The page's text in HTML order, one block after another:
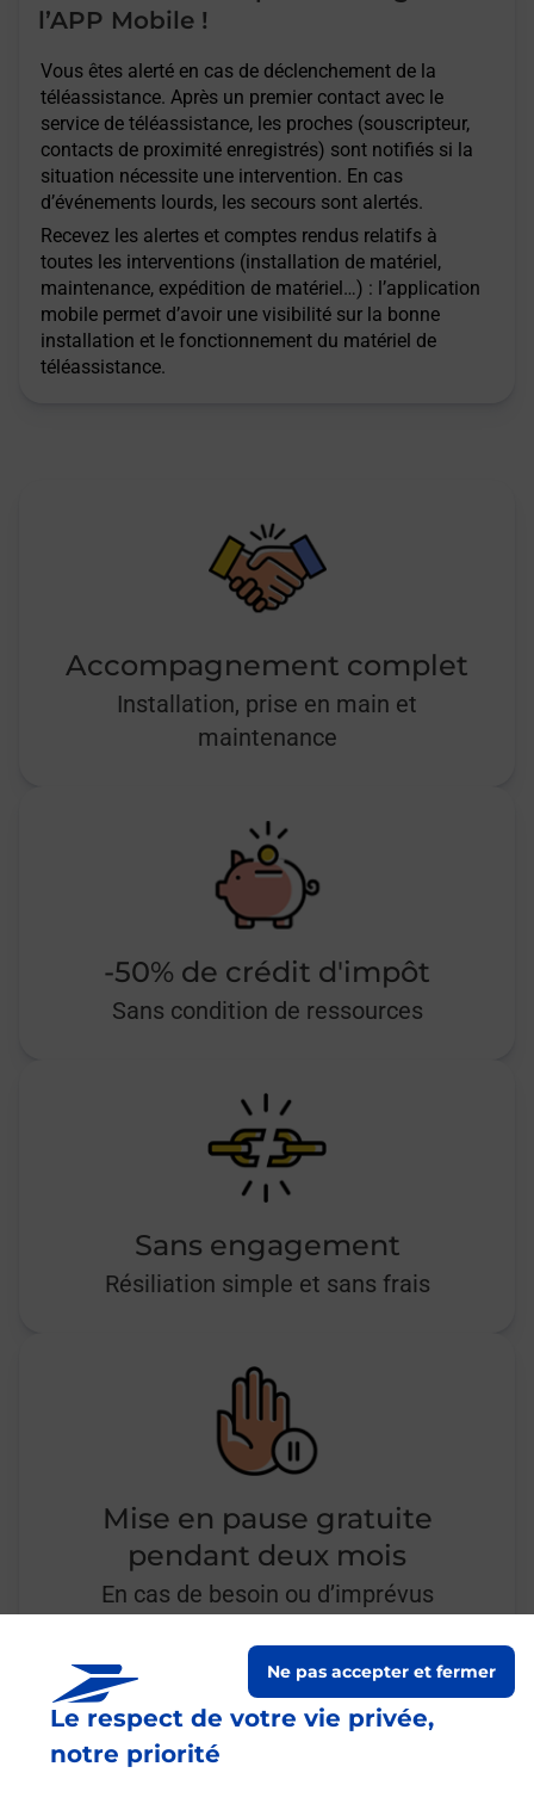
Le respect de votre vie privée,
notre priorité
Ne pas accepter et fermer
l’APP Mobile !
Vous êtes alerté en cas de déclenchement de la
téléassistance. Après un premier contact avec le
service de téléassistance, les proches (souscripteur,
contacts de proximité enregistrés) sont notifiés si la
situation nécessite une intervention. En cas
d’événements lourds, les secours sont alertés.
Recevez les alertes et comptes rendus relatifs à
toutes les interventions (installation de matériel,
maintenance, expédition de matériel…) : l’application
mobile permet d’avoir une visibilité sur la bonne
installation et le fonctionnement du matériel de
téléassistance.
Accompagnement complet
Installation, prise en main et
maintenance
-50% de crédit d'impôt
Sans condition de ressources
Sans engagement
Résiliation simple et sans frais
Mise en pause gratuite
pendant deux mois
En cas de besoin ou d’imprévus
Questions fréquemment
posées